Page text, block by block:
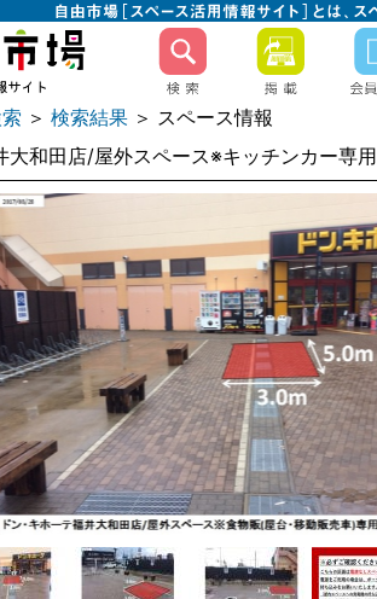
＞ 検索結果 ＞ スペース情報
大和田店/屋外スペース※キッチンカー専用